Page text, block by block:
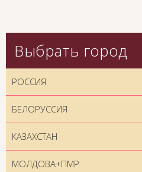
Выбрать город
РОССИЯ
БЕЛОРУССИЯ
КАЗАХСТАН
МОЛДОВА+ПМР